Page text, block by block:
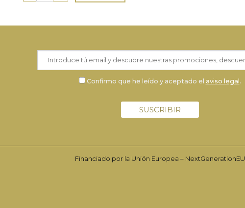
Confirmo que he leído y aceptado el aviso legal.
Financiado por la Unión Europea – NextGenerationEU